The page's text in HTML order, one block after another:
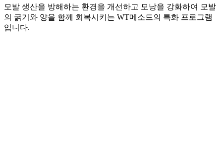
모발 생산을 방해하는 환경을 개선하고 모낭을 강화하여 모발
의 굵기와 양을 함께 회복시키는 WT메소드의 특화 프로그램
입니다.